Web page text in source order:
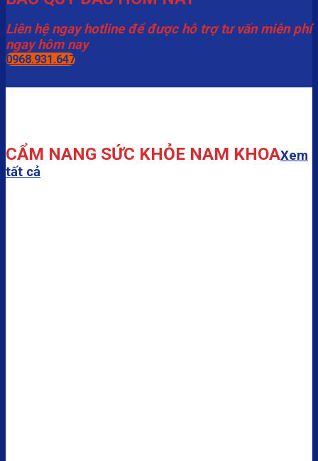
Liên hệ ngay hotline để được hỗ trợ tư vấn miễn phí
ngay hôm nay
0968.931.647
CẨM NANG SỨC KHỎE NAM KHOAXem
tất cả